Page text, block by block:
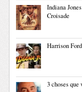
Indiana
Croisade
Harrison
3 choses que